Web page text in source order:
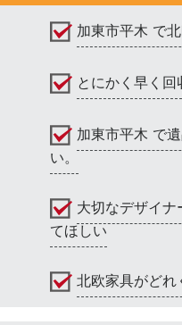
加東市平木 で
とにかく早く回
加東市平木 で
い。
大切なデザイナ
てほしい
北欧家具がどれ